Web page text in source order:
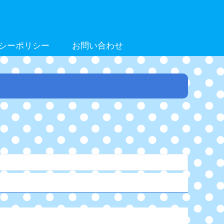
ーポリシー お問い合わせ